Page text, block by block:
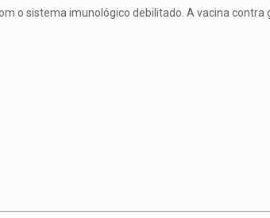
o sistema imunológico debilitado. A vacina contra